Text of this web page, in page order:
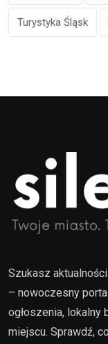
Turystyka Śląsk
Szukasz
– nowoczesny
ogłoszenia,
miejscu. Sprawdź,